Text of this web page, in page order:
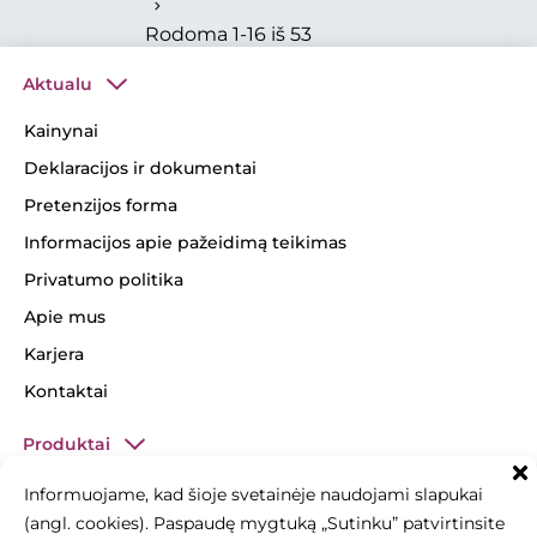
Informuojame, kad šioje svetainėje naudojami slapukai
(angl. cookies). Paspaudę mygtuką „Sutinku” patvirtinsite
Rodoma 1-16 iš 53
Aktualu
Kainynai
Deklaracijos ir dokumentai
Pretenzijos forma
Informacijos apie pažeidimą teikimas
Privatumo politika
Apie mus
Karjera
Kontaktai
Produktai
Modernūs gaminiai
Klasikinės betono trinkelės